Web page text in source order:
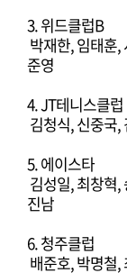
3. 위드클럽B
박재한, 임태훈,
준영
4. JT테니스클럽
김청식, 신중국,
5. 에이스타
김성일, 최창혁,
진남
6. 청주클럽
배준호, 박명철,